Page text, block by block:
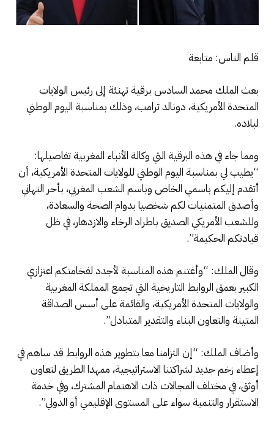
قلم الناس: متابعة
بعث الملك محمد السادس برقية تهنئة إلى رئيس الولايات
المتحدة الأمريكية، دونالد ترامب، وذلك بمناسبة اليوم الوطني
لبلاده.
ومما جاء في هذه البرقية التي وكالة الأنباء المغربية تفاصيلها:
“يطيب لي بمناسبة اليوم الوطني للولايات المتحدة الأمريكية، أن
أتقدم إليكم باسمي الخاص وباسم الشعب المغربي، بأحر التهاني
وأصدق المتمنيات لكم شخصيا بدوام الصحة والسعادة،
وللشعب الأمريكي الصديق باطراد الرخاء والازدهار، في ظل
قيادتكم الحكيمة”.
وقال الملك: “وأغتنم هذه المناسبة لأجدد لفخامتكم اعتزازي
الكبير بعمق الروابط التاريخية التي تجمع المملكة المغربية
والولايات المتحدة الأمريكية، والقائمة على أسس الصداقة
المتينة والتعاون البناء والتقدير المتبادل”.
وأضاف الملك: “إن التزامنا معا بتطوير هذه الروابط قد ساهم في
إعطاء زخم جديد لشراكتنا الاستراتيجية، ممهدا الطريق لتعاون
أوثق، في مختلف المجالات ذات الاهتمام المشترك، وفي خدمة
الاستقرار والتنمية سواء على المستوى الإقليمي أو الدولي”.